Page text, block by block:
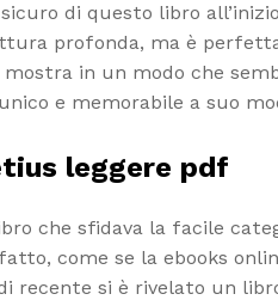
di questo libro
profonda, ma è
in un modo che
e memorabile a suo
leggere pdf
che sfidava la facile
come se la ebooks
recente si è rivelato un